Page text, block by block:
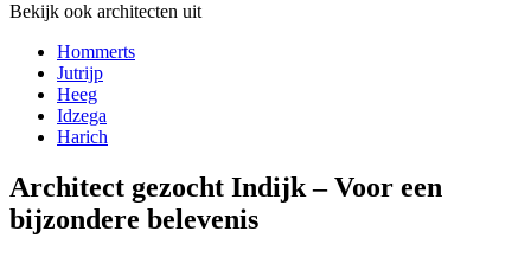
Bekijk ook architecten uit
Hommerts
Jutrijp
Heeg
Idzega
Harich
Architect gezocht Indijk – Voor een
bijzondere belevenis